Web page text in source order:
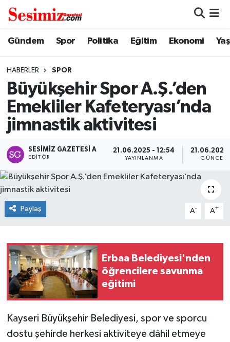
Gündem Spor Politika Eğitim Ekonomi
HABERLER SPOR
Büyükşehir Spor A.Ş.’den
Emekliler Kafeteryası’nda
jimnastik aktivitesi
SESIMIZ GAZETESI A
EDITÖR
21.06.2025 - 12:54
YAYINLANMA
21.06.2025
Paylaş A- A+
Erbaa Belediyesi'nden
öğrencilere savunma
eğitimi
Kayseri Büyükşehir Belediyesi, spor ve sporcu
dostu şehirde herkesi aktiviteye dâhil etmeye
Dünya
Ekonomi
Gündem
Spor
Teknoloji
Tokat Haberleri
Nöbetçi Eczaneler
Namaz Vakitleri
Trafik Durumu
Süper Lig Puan Durumu ve Fikstür